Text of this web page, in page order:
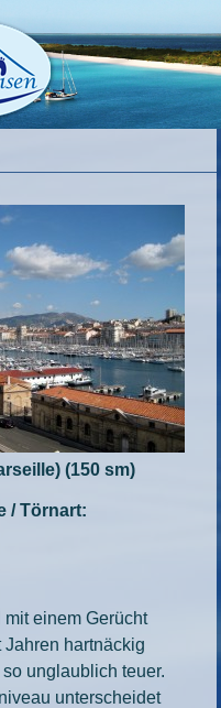
(150 sm)
/ Törnart:
einem Gerücht
hartnäckig
unglaublich teuer.
unterscheidet